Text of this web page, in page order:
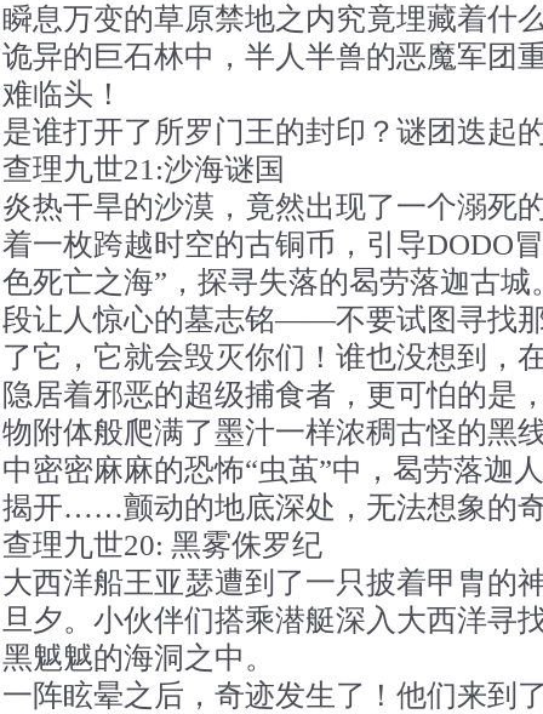
瞬息万变的草原禁地之内究竟埋藏着什
诡异的巨石林中，半人半兽的恶魔军团
难临头！
是谁打开了所罗门王的封印？谜团迭起
查理九世21:沙海谜国
炎热干旱的沙漠，竟然出现了一个溺死
着一枚跨越时空的古铜币，引导DODO
色死亡之海”，探寻失落的曷劳落迦古
段让人惊心的墓志铭——不要试图寻找
了它，它就会毁灭你们！谁也没想到，
隐居着邪恶的超级捕食者，更可怕的是
物附体般爬满了墨汁一样浓稠古怪的黑
中密密麻麻的恐怖“虫茧”中，曷劳落迦
揭开……颤动的地底深处，无法想象的
查理九世20: 黑雾侏罗纪
大西洋船王亚瑟遭到了一只披着甲胄的
旦夕。小伙伴们搭乘潜艇深入大西洋寻
黑魆魆的海洞之中。
一阵眩晕之后，奇迹发生了！他们来到